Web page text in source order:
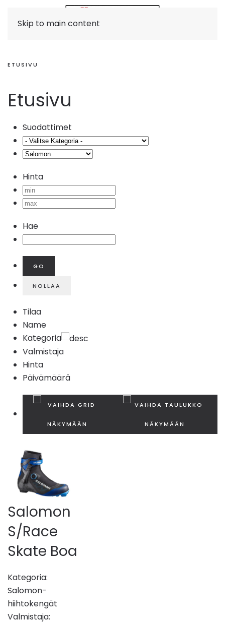
Skip to main content
ETUSIVU
Etusivu
Suodattimet
Hinta
Hae
Tilaa
Name
Kategoria
Valmistaja
Hinta
Päivämäärä
Salomon
S/Race
Skate Boa
Kategoria:
Salomon-
hiihtokengät
Valmistaja: